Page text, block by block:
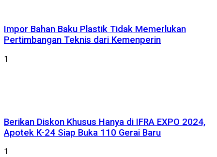
Impor Bahan Baku Plastik Tidak Memerlukan
Pertimbangan Teknis dari Kemenperin
1
Berikan Diskon Khusus Hanya di IFRA EXPO 2024,
Apotek K-24 Siap Buka 110 Gerai Baru
1